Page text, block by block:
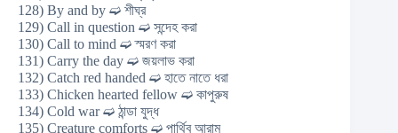
128) By and by ➫ শীঘ্র
129) Call in question ➫ সন্দেহ করা
130) Call to mind ➫ স্মরণ করা
131) Carry the day ➫ জয়লাভ করা
132) Catch red handed ➫ হাতে নাতে ধরা
133) Chicken hearted fellow ➫ কাপুরুষ
134) Cold war ➫ ঠান্ডা যুদ্ধ
135) Creature comforts ➫ পার্থিব আরাম